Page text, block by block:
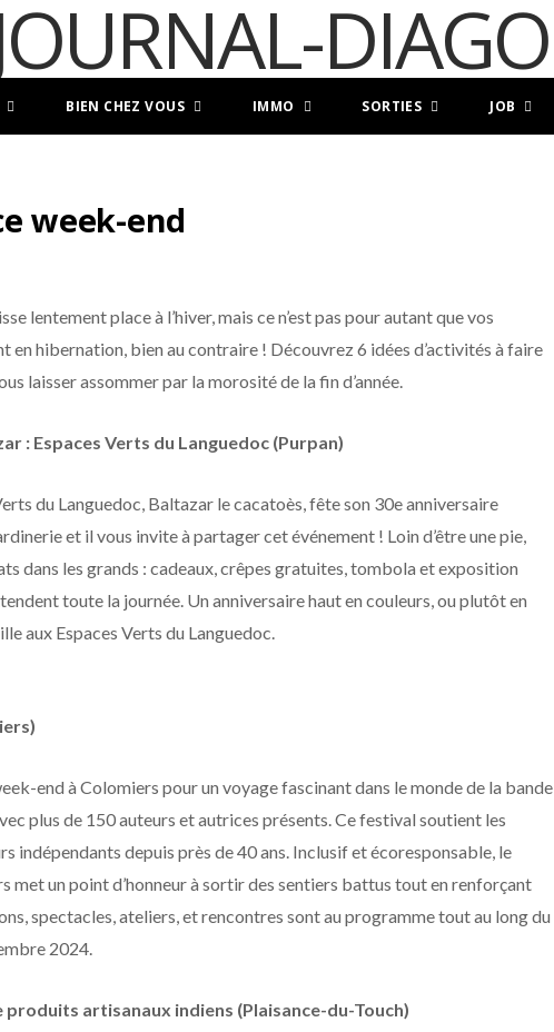
BIEN CHEZ VOUS IMMO SORTIES JOB
week-end
lentement place à l’hiver, mais ce n’est pas pour autant que vos
en hibernation, bien au contraire ! Découvrez 6 idées d’activités à faire
laisser assommer par la morosité de la fin d’année.
: Espaces Verts du Languedoc (Purpan)
du Languedoc, Baltazar le cacatoès, fête son 30e anniversaire
et il vous invite à partager cet événement ! Loin d’être une pie,
dans les grands : cadeaux, crêpes gratuites, tombola et exposition
toute la journée. Un anniversaire haut en couleurs, ou plutôt en
aux Espaces Verts du Languedoc.
end à Colomiers pour un voyage fascinant dans le monde de la bande
plus de 150 auteurs et autrices présents. Ce festival soutient les
indépendants depuis près de 40 ans. Inclusif et écoresponsable, le
met un point d’honneur à sortir des sentiers battus tout en renforçant
spectacles, ateliers, et rencontres sont au programme tout au long du
2024.
artisanaux indiens (Plaisance-du-Touch)